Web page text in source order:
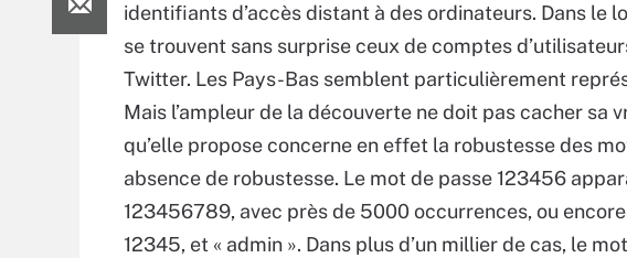
identifiants d’accès distant à des ordinateurs. Dans le
se trouvent sans surprise ceux de comptes
Twitter. Les Pays-Bas semblent particulièrement
Mais l’ampleur de la découverte ne doit pas cacher sa
qu’elle propose concerne en effet la robustesse des
absence de robustesse. Le mot de passe 123456
123456789, avec près de 5000 occurrences, ou
12345, et « admin ». Dans plus d’un millier de cas, le